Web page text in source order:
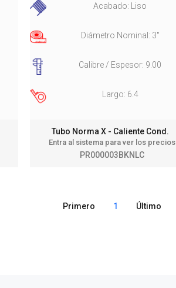
Acabado: Liso
Diámetro Nominal: 3"
Calibre / Espesor: 9.00
Largo: 6.4
Tubo Norma X - Caliente Cond.
Entra al sistema para ver los precios
PR000003BKNLC
Primero 1 Último